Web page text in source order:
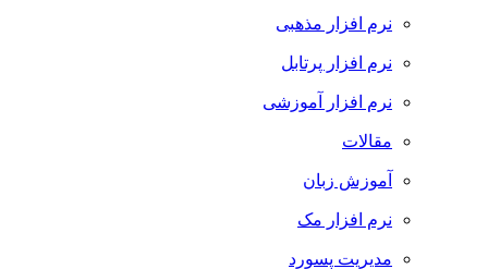
نرم افزار مذهبی
نرم افزار پرتابل
نرم افزار آموزشی
مقالات
آموزش زبان
نرم افزار مک
مدیریت پسورد